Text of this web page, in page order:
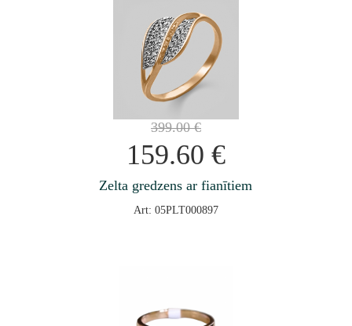
399.00€
159.60 €
Zelta gredzens ar fianītiem
Art: 05PLT000897